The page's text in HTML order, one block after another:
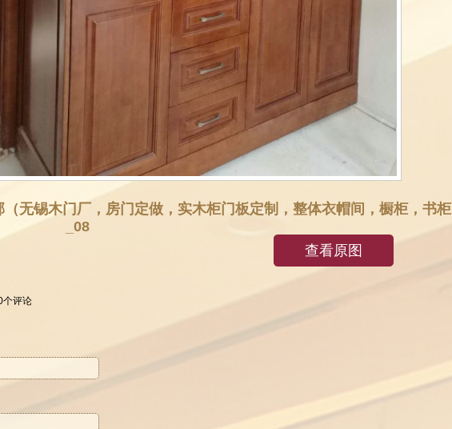
（无锡木门厂，房门定做，实木柜门板定制，整体衣帽间，橱柜，书
_08
个评论